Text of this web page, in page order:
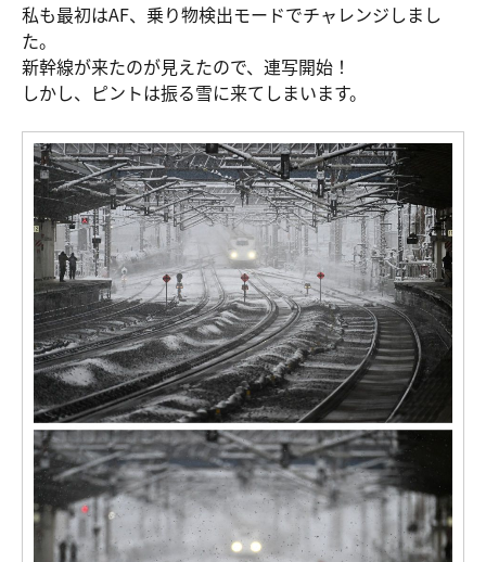
私も最初はAF、乗り物検出モードでチャレンジしまし
た。
新幹線が来たのが見えたので、連写開始！
しかし、ピントは振る雪に来てしまいます。